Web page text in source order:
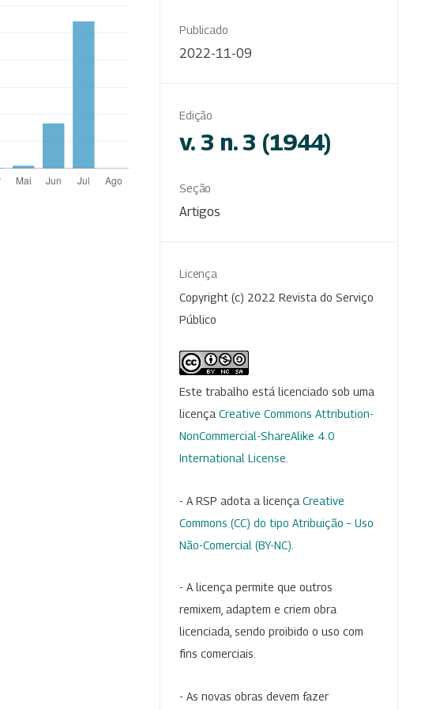
Publicado
2022-11-09
Edição
v. 3 n. 3 (1944)
Seção
Artigos
Licença
Copyright (c) 2022 Revista do Serviço
Público
Este trabalho está licenciado sob uma
licença Creative Commons Attribution-
NonCommercial-ShareAlike 4.0
International License
- A RSP adota a licença Creative
Commons (CC) do tipo Atribuição – Uso
Não-Comercial (BY-NC)
- A licença permite que outros
remixem, adaptem e criem obra
licenciada, sendo proibido o uso com
fins comerciais.
- As novas obras devem fazer